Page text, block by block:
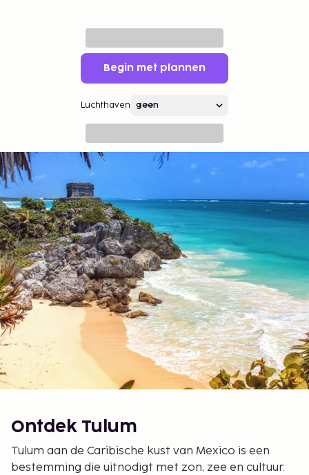
Begin met plannen
Luchthaven
Ontdek Tulum
Tulum aan de Caribische kust van Mexico is een
bestemming die uitnodigt met zon, zee en cultuur.